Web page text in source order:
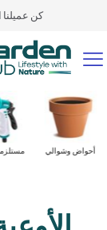
كن
أحواض معدات وأدوات